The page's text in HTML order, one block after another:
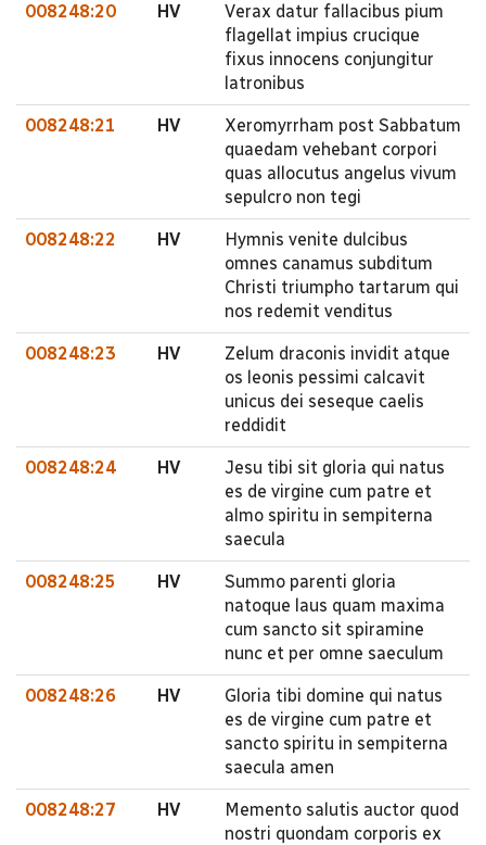
008248:20 HV
Verax datur fallacibus pium
flagellat impius crucique
fixus innocens conjungitur
latronibus
008248:21 HV
Xeromyrrham post Sabbatum
quaedam vehebant corpori
quas allocutus angelus vivum
sepulcro non tegi
008248:22 HV
Hymnis venite dulcibus
omnes canamus subditum
Christi triumpho tartarum qui
nos redemit venditus
008248:23 HV
Zelum draconis invidit atque
os leonis pessimi calcavit
unicus dei seseque caelis
reddidit
008248:24 HV
Jesu tibi sit gloria qui natus
es de virgine cum patre et
almo spiritu in sempiterna
saecula
008248:25 HV
Summo parenti gloria
natoque laus quam maxima
cum sancto sit spiramine
nunc et per omne saeculum
008248:26 HV
Gloria tibi domine qui natus
es de virgine cum patre et
sancto spiritu in sempiterna
saecula amen
008248:27 HV
Memento salutis auctor quod
nostri quondam corporis ex